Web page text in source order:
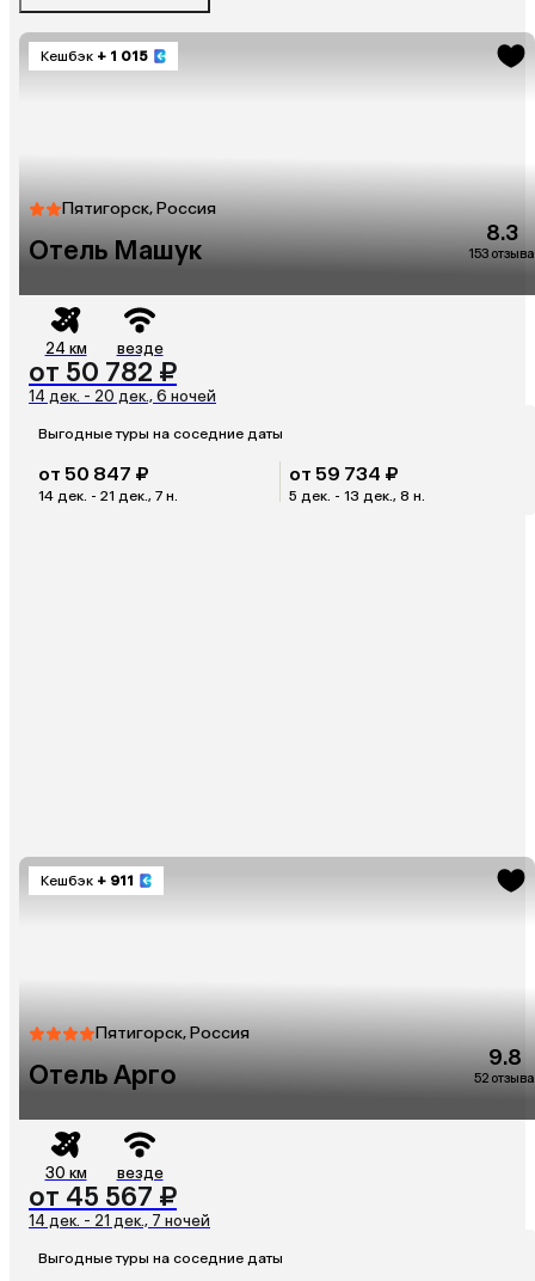
Кешбэк + 1 015
Пятигорск, Россия
Отель Машук
8.3
153 отзыва
24 км везде
от 50 782 ₽
14 дек. - 20 дек., 6 ночей
Выгодные туры на соседние даты
от 50 847 ₽
14 дек. - 21 дек., 7 н.
от 59 734 ₽
5 дек. - 13 дек., 8 н.
Кешбэк + 911
Пятигорск, Россия
Отель Арго
9.8
52 отзыва
30 км везде
от 45 567 ₽
14 дек. - 21 дек., 7 ночей
Выгодные туры на соседние даты